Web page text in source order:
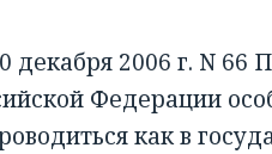
2006 г. N 66
Федерации
как в